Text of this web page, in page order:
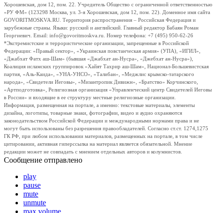
Хорошевская, дом 12, пом. 22. Учредитель Общество с ограниченной ответственностью
«РУ ФМ» (123298 Москва, ул. 3-я Хорошевская, дом 12, пом. 22). Доменное имя сайта
GOVORITMOSKVA.RU. Территория распространения – Российская Федерация и
зарубежные страны. Языки: русский и английский. Главный редактор Бабаян Роман
Георгиевич. Email: info@govoritmoskva.ru. Номер телефона: +7 (495) 950-62-26
*Экстремистские и террористические организации, запрещенные в Российской
Федерации: «Правый сектор», «Украинская повстанческая армия» (УПА), «ИГИЛ»,
«Джабхат Фатх аш-Шам» (бывшая «Джабхат ан-Нусра», «Джебхат ан-Нусра»),
Коалиция исламских группировок «Хайят Тахрир аш-Шам», Национал-Большевистская
партия, «Аль-Каида», «УНА-УНСО», «Талибан», «Меджлис крымско-татарского
народа», «Свидетели Иеговы», «Мизантропик Дивижн», «Братство» Корчинского,
«Артподготовка», Религиозная организация «Управленческий центр Свидетелей Иеговы
в России» и входящие в ее структуру местные религиозные организации.
Информация, размещенная на портале, а именно: текстовые материалы, элементы
дизайна, логотипы, товарные знаки, фотографии, видео и аудио охраняются
законодательством Российской Федерации и международными нормами права и не
могут быть использованы без разрешения правообладателей. Согласно ст.ст. 1274,1275
ГК РФ, при любом использовании материалов, размещенных на портале, в том числе
цитировании, активная гиперссылка на материал является обязательной. Мнение
редакции может не совпадать с мнением отдельных авторов и колумнистов.
Сообщение отправлено
play
pause
mute
unmute
max volume